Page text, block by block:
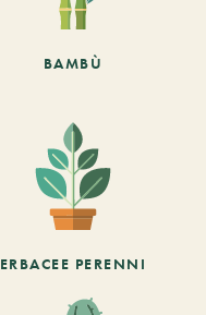
BAMBÙ
ERBACEE PERENNI